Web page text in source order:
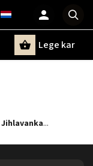
Lege kar
Jihlavanka...